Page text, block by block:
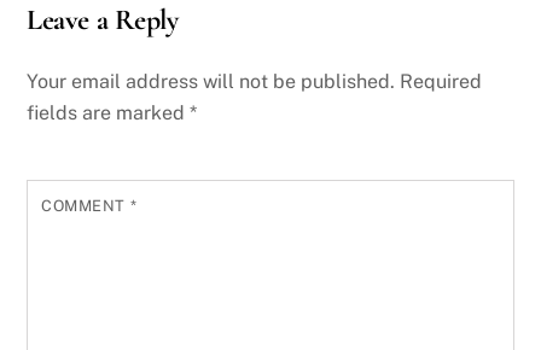
Leave a Reply
Your email address will not be published. Required
fields are marked*
COMMENT *